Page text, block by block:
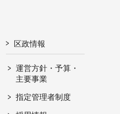
区政情報
運営方針・予算・
主要事業
指定管理者制度